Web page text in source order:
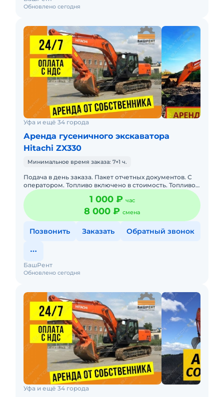
Обновлено сегодня
Уфа и ещё 34 города
Аренда гусеничного экскаватора
Hitachi ZX330
Минимальное время заказа: 7+1 ч.
Подача в день заказа. Пакет отчетных документов. С
оператором. Топливо включено в стоимость. Топливо
оплачивается отдельно. Долгосрочная аренда.
Краткосрочная а
1 000 ₽ час
8 000 ₽ смена
Позвонить Заказать Обратный звонок
Обновлено сегодня
БашРент
Уфа и ещё 34 города